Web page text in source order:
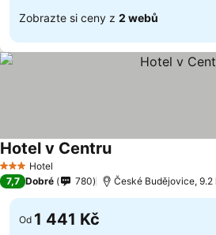
Zobrazte si ceny z 2 webů
3 Počet hvězdiček
Hotel
Hotel v Centru
7,7 Dobré 780 České Budějovice,
Od 1 441 Kč